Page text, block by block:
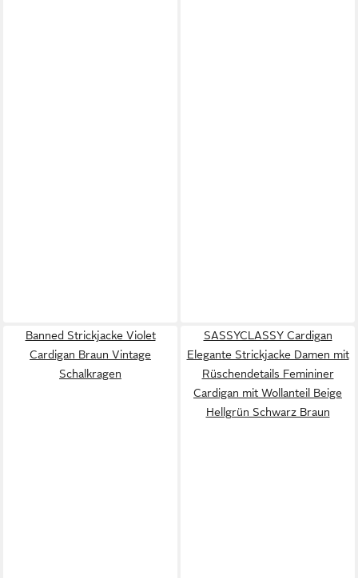
Banned Strickjacke Violet
Cardigan Braun Vintage
Schalkragen
SASSYCLASSY Cardigan
Elegante Strickjacke Damen mit
Rüschendetails Femininer
Cardigan mit Wollanteil Beige
Hellgrün Schwarz Braun